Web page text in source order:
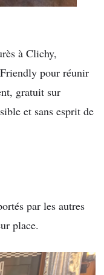
à Clichy,
pour réunir
gratuit sur
et sans esprit de
par les autres
place.